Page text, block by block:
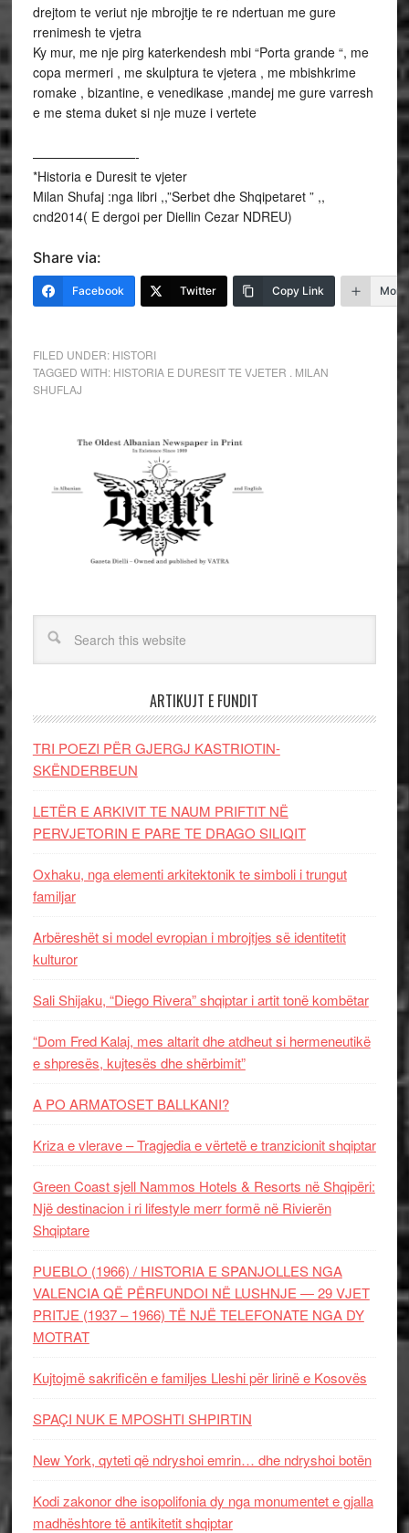
drejtom te veriut nje mbrojtje te re ndertuan me gure
rrenimesh te vjetra
Ky mur, me nje pirg katerkendesh mbi “Porta grande “, me
copa mermeri , me skulptura te vjetera , me mbishkrime
romake , bizantine, e venedikase ,mandej me gure varresh
e me stema duket si nje muze i vertete
————————-
*Historia e Duresit te vjeter
Milan Shufaj :nga libri ,,”Serbet dhe Shqipetaret ” ,,
cnd2014( E dergoi per Diellin Cezar NDREU)
Share via:
Facebook Twitter Copy Link More
FILED UNDER: HISTORI
TAGGED WITH: HISTORIA E DURESIT TE VJETER . MILAN
SHUFLAJ
ARTIKUJT E FUNDIT
TRI POEZI PËR GJERGJ KASTRIOTIN-
SKËNDERBEUN
LETËR E ARKIVIT TE NAUM PRIFTIT NË
PERVJETORIN E PARE TE DRAGO SILIQIT
Oxhaku, nga elementi arkitektonik te simboli i trungut
familjar
Arbëreshët si model evropian i mbrojtjes së identitetit
kulturor
Sali Shijaku, “Diego Rivera” shqiptar i artit tonë kombëtar
“Dom Fred Kalaj, mes altarit dhe atdheut si hermeneutikë
e shpresës, kujtesës dhe shërbimit”
A PO ARMATOSET BALLKANI?
Kriza e vlerave – Tragjedia e vërtetë e tranzicionit shqiptar
Green Coast sjell Nammos Hotels & Resorts në Shqipëri:
Një destinacion i ri lifestyle merr formë në Rivierën
Shqiptare
PUEBLO (1966) / HISTORIA E SPANJOLLES NGA
VALENCIA QË PËRFUNDOI NË LUSHNJE — 29 VJET
PRITJE (1937 – 1966) TË NJË TELEFONATE NGA DY
MOTRAT
Kujtojmë sakrificën e familjes Lleshi për lirinë e Kosovës
SPAÇI NUK E MPOSHTI SHPIRTIN
New York, qyteti që ndryshoi emrin… dhe ndryshoi botën
Kodi zakonor dhe isopolifonia dy nga monumentet e gjalla
madhështore të antikitetit shqiptar